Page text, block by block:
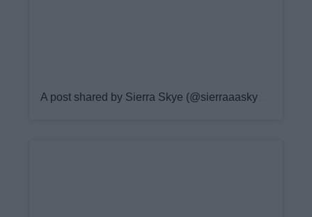
A post shared by Sierra Skye (@sierraaaskyee)